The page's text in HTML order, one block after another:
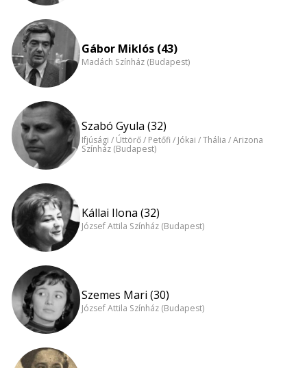
Gábor Miklós (43)
Madách Színház (Budapest)
Szabó Gyula (32)
Ifjúsági / Úttörő / Petőfi / Jókai / Thália / Arizona
Színház (Budapest)
Kállai Ilona (32)
József Attila Színház (Budapest)
Szemes Mari (30)
József Attila Színház (Budapest)